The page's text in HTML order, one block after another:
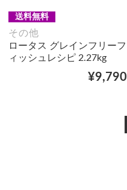
送料無料
その他
ロータス グレインフリーフ
ィッシュレシピ 2.27kg
¥9,790